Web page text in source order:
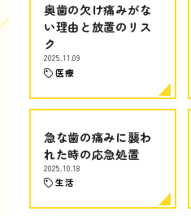
奥歯の欠け痛みがな
い理由と放置のリス
ク
2025.11.09
医療
急な歯の痛みに襲わ
れた時の応急処置
2025.10.18
生活